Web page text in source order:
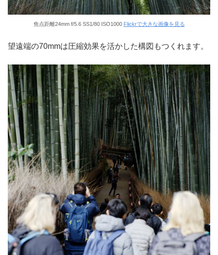
焦点距離24mm f/5.6 SS1/80 ISO1000 Flickrで大きな画像を見る
望遠端の70mmは圧縮効果を活かした構図もつくれます。